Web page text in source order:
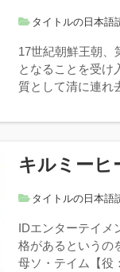
タイトルの日本語
17世紀朝鮮王朝、
となることを受け
質として清に連
キルミーヒ
タイトルの日本語
IDエンターテイメ
格があるというの
母ソ・テイム【